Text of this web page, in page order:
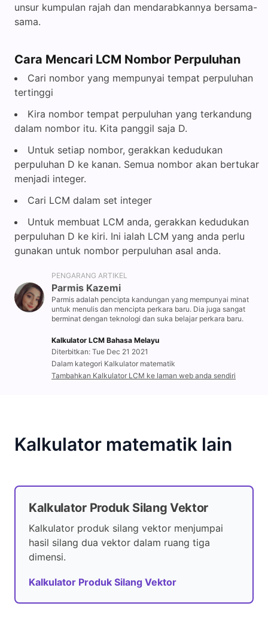
unsur kumpulan rajah dan mendarabkannya bersama-
sama.
Cara Mencari LCM Nombor Perpuluhan
Cari nombor yang mempunyai tempat perpuluhan
tertinggi
Kira nombor tempat perpuluhan yang terkandung
dalam nombor itu. Kita panggil saja D.
Untuk setiap nombor, gerakkan kedudukan
perpuluhan D ke kanan. Semua nombor akan bertukar
menjadi integer.
Cari LCM dalam set integer
Untuk membuat LCM anda, gerakkan kedudukan
perpuluhan D ke kiri. Ini ialah LCM yang anda perlu
gunakan untuk nombor perpuluhan asal anda.
PENGARANG ARTIKEL
Parmis Kazemi
Parmis adalah pencipta kandungan yang mempunyai minat
untuk menulis dan mencipta perkara baru. Dia juga sangat
berminat dengan teknologi dan suka belajar perkara baru.
Kalkulator LCM Bahasa Melayu
Diterbitkan: Tue Dec 21 2021
Dalam kategori Kalkulator matematik
Tambahkan Kalkulator LCM ke laman web anda sendiri
Kalkulator matematik lain
Kalkulator Produk Silang Vektor
Kalkulator produk silang vektor menjumpai
hasil silang dua vektor dalam ruang tiga
dimensi.
Kalkulator Produk Silang Vektor